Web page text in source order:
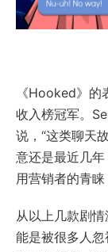
《Hooked》
收入榜冠军。
说，“这类聊天
意还是最近几
用营销者的青睐
从以上几款剧
能是被很多人